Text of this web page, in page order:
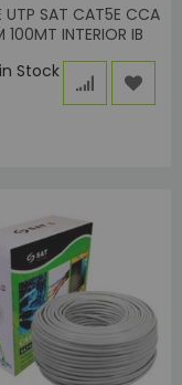
UTP SAT CAT5E CCA
100MT INTERIOR IB
Stock